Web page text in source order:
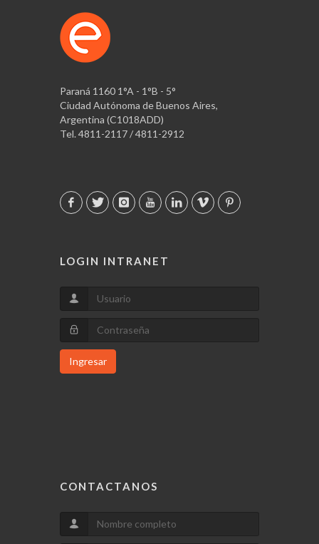
Paraná 1160 1°A - 1°B - 5°
Ciudad Autónoma de Buenos Aires,
Argentina (C1018ADD)
Tel. 4811-2117 / 4811-2912
LOGIN INTRANET
Ingresar
CONTACTANOS